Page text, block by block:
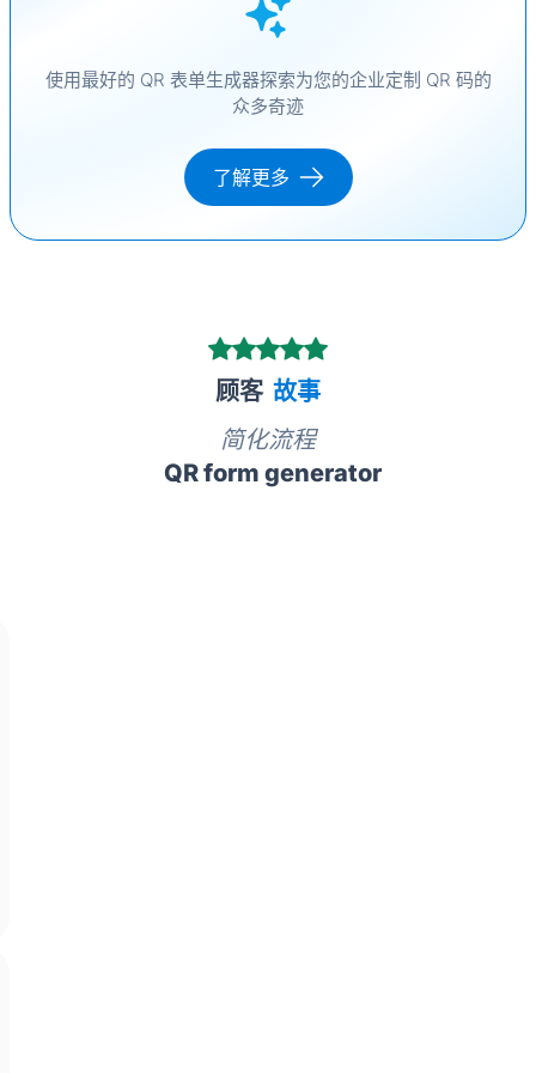
使用最好的 QR 表单生成器探索为您的企业定制 QR 码的
众多奇迹
了解更多
顾客 故事
简化流程
QR form generator